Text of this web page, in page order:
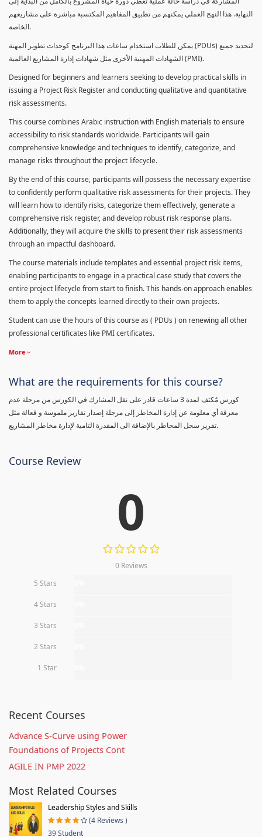
النهاية. هذا النهج العملي يمكنهم من تطبيق المفاهيم المكتسبة مباشرة على مشاريعهم
الخاصة.
يمكن للطلاب استخدام ساعات هذا البرنامج كوحدات تطوير المهنة (PDUs) لتجديد جميع
الشهادات المهنية الأخرى مثل شهادات إدارة المشاريع العالمية (PMI).
Designed for beginners and learners seeking to develop practical skills in
issuing a Project Risk Register and conducting qualitative and quantitative
risk assessments.
This course combines Arabic instruction with English materials to ensure
accessibility to risk standards worldwide. Participants will gain
comprehensive knowledge and techniques to identify, categorize, and
manage risks throughout the project lifecycle.
By the end of this course, participants will possess the necessary expertise
to confidently perform qualitative risk assessments for their projects. They
will learn how to identify risks, categorize them effectively, generate a
comprehensive risk register, and develop robust risk response plans.
Additionally, they will acquire the skills to present their risk assessments
through an impactful dashboard.
The course materials include templates and essential project risk items,
enabling participants to engage in a practical case study that covers the
entire project lifecycle from start to finish. This hands-on approach enables
them to apply the concepts learned directly to their own projects.
Student can use the hours of this course as ( PDUs ) on renewing all other
professional certificates like PMI certificates.
More
What are the requirements for this course?
كورس مٌكثف لمدة 3 ساعات قادر على نقل المشارك في الكورس من مرحلة عدم
معرفة أي معلومة عن إدارة المخاطر إلى مرحلة إصدار تقارير ملموسة و فعالة مثل
تقرير سجل المخاطر بالإضافة الى المقدرة التامية لإدارة مخاطر المشاريع.
Course Review
0
0 Reviews
5 Stars
4 Stars
3 Stars
2 Stars
1 Star
Recent Courses
Advance S-Curve using Power
Foundations of Projects Cont
AGILE IN PMP 2022
Most Related Courses
Leadership Styles and Skills
(4 Reviews )
39 Student